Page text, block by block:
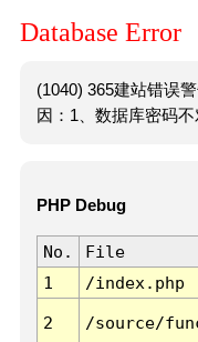
Database Error
(1040) 365建站错误
因：1、数据库密码不
PHP Debug
No. File
1
/index.php
2 /source/